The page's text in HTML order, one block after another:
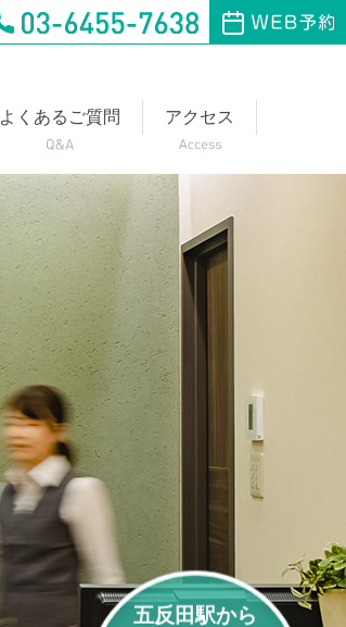
よくあるご質問 アクセス
五反田駅から